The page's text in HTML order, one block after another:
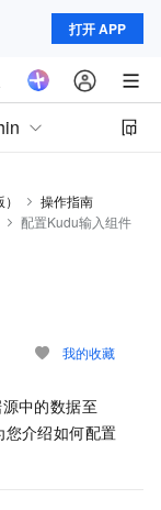
打开 APP
操作指南
配置Kudu输入组件
我的收藏
中的数据至
介绍如何配置